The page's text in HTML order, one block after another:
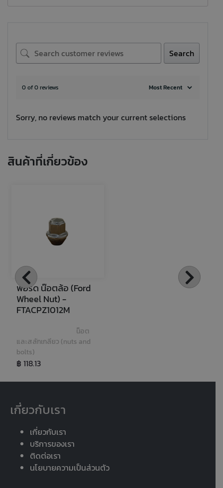
Search
0 of 0 reviews
Sorry, no reviews match your current selections
สินค้าที่เกี่ยวข้อง
ฟอร์ด น๊อตล้อ (Ford
Wheel Nut) -
FTACPZ1012M
น็อต
และสลักเกลียว (nuts and
bolts)
฿ 118.13
เกี่ยวกับเรา
เกี่ยวกับเรา
บริการของเรา
ติดต่อเรา
นโยบายความเป็นส่วนตัว